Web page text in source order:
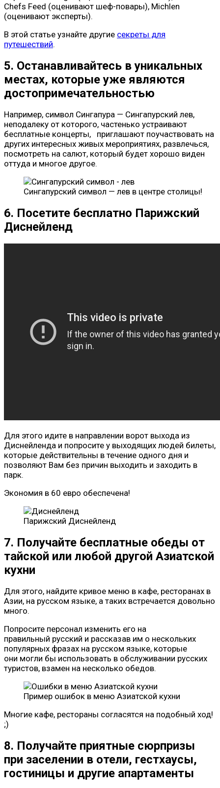
Chefs Feed (оценивают шеф-повары), Michlen
(оценивают эксперты).
В этой статье узнайте другие секреты для
путешествий.
5. Останавливайтесь в уникальных
местах, которые уже являются
достопримечательностью
Например, символ Сингапура — Сингапурский лев,
неподалеку от которого, частенько устраивают
бесплатные концерты, приглашают поучаствовать на
других интересных живых мероприятиях, развлечься,
посмотреть на салют, который будет хорошо виден
оттуда и многое другое.
Сингапурский символ — лев в центре столицы!
6. Посетите бесплатно Парижский
Диснейленд
Для этого идите в направлении ворот выхода из
Диснейленда и попросите у выходящих людей билеты,
которые действительны в течение одного дня и
позволяют Вам без причин выходить и заходить в
парк.
Экономия в 60 евро обеспечена!
Парижский Диснейленд
7. Получайте бесплатные обеды от
тайской или любой другой Азиатской
кухни
Для этого, найдите кривое меню в кафе, ресторанах в
Азии, на русском языке, а таких встречается довольно
много.
Попросите персонал изменить его на
правильный русский и рассказав им о нескольких
популярных фразах на русском языке, которые
они могли бы использовать в обслуживании русских
туристов, взамен на несколько обедов.
Пример ошибок в меню Азиатской кухни
Многие кафе, рестораны согласятся на подобный ход!
;)
8. Получайте приятные сюрпризы
при заселении в отели, гестхаусы,
гостиницы и другие апартаменты